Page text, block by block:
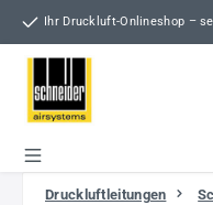
Zum Hauptinhalt springen
Ihr Druckluft-Onlineshop –
Druckluftleitungen